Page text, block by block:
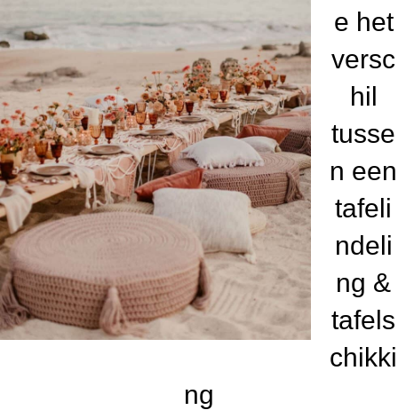
e het
versc
hil
tusse
n een
tafeli
ndeli
ng &
tafels
chikki
ng